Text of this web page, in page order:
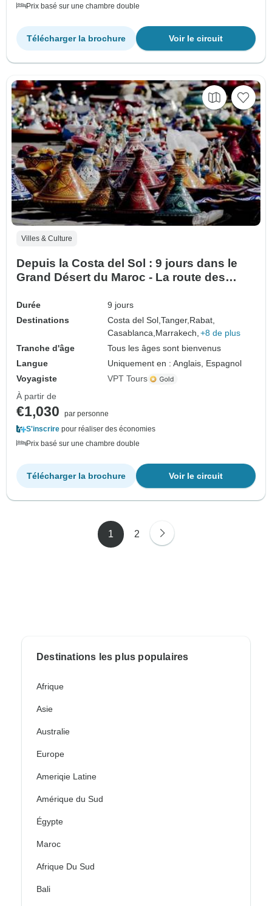
Prix basé sur une chambre double
Voir le circuit
Télécharger la brochure
Villes & Culture
Depuis la Costa del Sol : 9 jours dans le
Grand Désert du Maroc - La route des
Durée
9 jours
Destinations
Costa del Sol,Tanger,Rabat,
Casablanca,Marrakech, +8 de plus
Tranche d'âge
Tous les âges sont bienvenus
Langue
Uniquement en : Anglais, Espagnol
Voyagiste
VPT Tours
À partir de
€1,030
par personne
S'inscrire pour réaliser des économies
Prix basé sur une chambre double
Voir le circuit
Télécharger la brochure
1 2
Destinations les plus populaires
Afrique
Asie
Australie
Europe
Ameriqie Latine
Amérique du Sud
Égypte
Maroc
Afrique Du Sud
Bali